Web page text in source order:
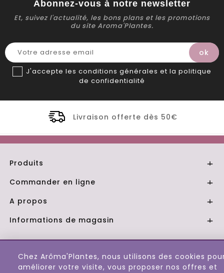
Chez Arôma'Plantes, nous utilisons des cookies
améliorer votre visite, vous proposer nos offres et
Abonnez-vous à notre newsletter
Et, suivez l'actualité, les bons plans et les promotions
du site Aroma'Plantes.
J'accepte les conditions générales et la politique
de confidentialité
Livraison offerte dès 50€
Produits 
Commander en ligne 
A propos 
Informations de magasin 